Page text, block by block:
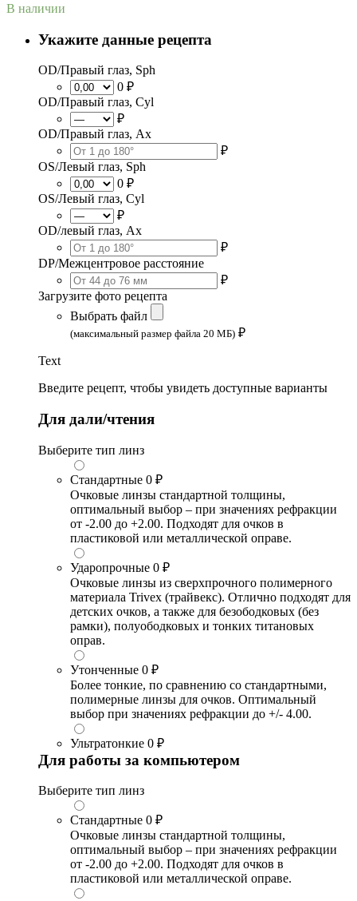
В наличии
Укажите данные рецепта
OD/Правый глаз, Sph
0 ₽
OD/Правый глаз, Cyl
₽
OD/Правый глаз, Ax
₽
OS/Левый глаз, Sph
0 ₽
OS/Левый глаз, Cyl
₽
OD/левый глаз, Ax
₽
DP/Межцентровое расстояние
₽
Загрузите фото рецепта
Выбрать файл
(максимальный размер файла 20 МБ) ₽
Text
Введите рецепт, чтобы увидеть доступные варианты
Для дали/чтения
Выберите тип линз
Стандартные 0 ₽
Очковые линзы стандартной толщины,
оптимальный выбор – при значениях рефракции
от -2.00 до +2.00. Подходят для очков в
пластиковой или металлической оправе.
Ударопрочные 0 ₽
Очковые линзы из сверхпрочного полимерного
материала Trivex (трайвекс). Отлично подходят для
детских очков, а также для безободковых (без
рамки), полуободковых и тонких титановых
оправ.
Утонченные 0 ₽
Более тонкие, по сравнению со стандартными,
полимерные линзы для очков. Оптимальный
выбор при значениях рефракции до +/- 4.00.
Ультратонкие 0 ₽
Для работы за компьютером
Выберите тип линз
Стандартные 0 ₽
Очковые линзы стандартной толщины,
оптимальный выбор – при значениях рефракции
от -2.00 до +2.00. Подходят для очков в
пластиковой или металлической оправе.